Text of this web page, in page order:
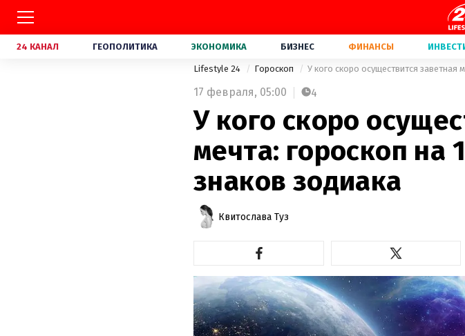
24 КАНАЛ ГЕОПОЛИТИКА ЭКОНОМИКА БИЗНЕС ФИНАНСЫ
Lifestyle 24 Гороскоп У кого скоро осуществится заветная
17 февраля, 05:00 4
У кого скоро
мечта: гороскоп на
знаков зодиака
Квитослава Туз